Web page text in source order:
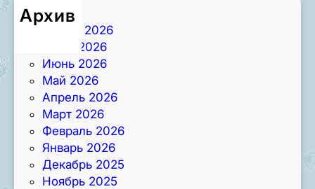
Архив
Август 2026
Июль 2026
Июнь 2026
Май 2026
Апрель 2026
Март 2026
Февраль 2026
Январь 2026
Декабрь 2025
Ноябрь 2025